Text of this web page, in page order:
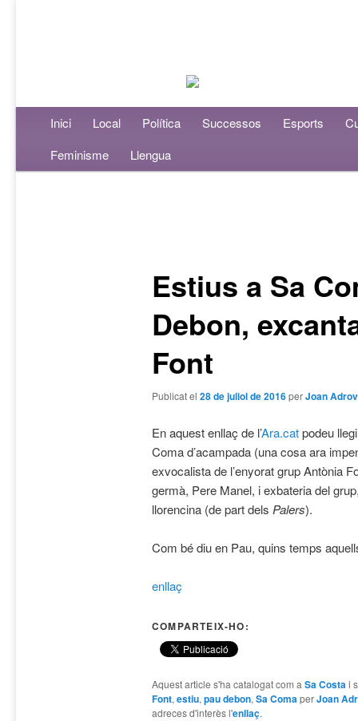
Menú principalAneu al contingut principal
Aneu al contingut secundari
Inici Local Política Successos Esports
Feminisme
Llengua
Estius a Sa
Debon,
Font
Publicat el 28 de juliol de 2016perJoan
En aquest enllaç de l’Ara.catpodeu
Coma d’acampada (una cosa ara
exvocalista de l’enyorat grup Antònia
germà, Pere Manel, i exbateria del
llorencina (de part dels Palers).
Com bé diu en Pau, quins temps
enllaç
COMPARTEIX-HO:
Aquest article s'ha catalogat com a Sa Costai
Font, estiu, pau debon, Sa ComaperJoan
adreces d'interès l'enllaç.